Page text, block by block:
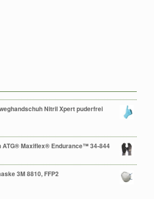
Nitril Xpert puderfrei
ATG® Maxiflex® Endurance™ 34-844
3M 8810, FFP2